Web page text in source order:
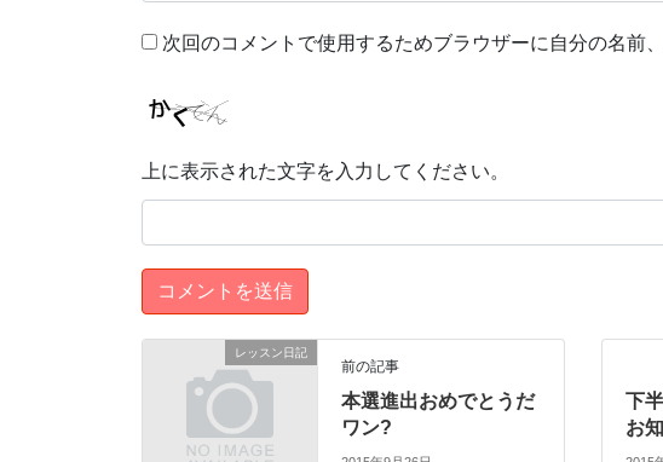
次回のコメントで使用するためブラウザーに自分の名前
上に表示された文字を入力してください。
レッスン日記
前の記事
本選進出おめでとうだ
ワン?
下
お